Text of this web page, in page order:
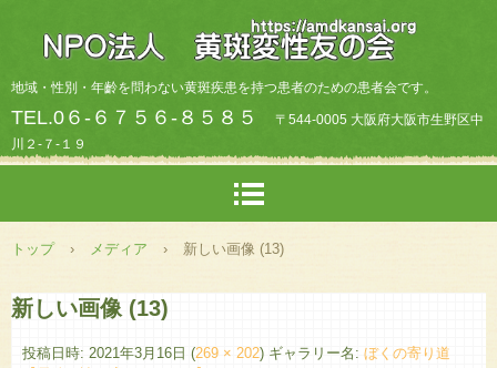
地域・性別・年齡を問わない黄斑疾患を持つ患者のための患者会です。
TEL.0６-６７５６-８５８５
〒544-0005 大阪府大阪市生野区中
川２-７-１９
トップ › メディア › 新しい画像 (13)
新しい画像 (13)
投稿日時: 2021年3月16日 (269 × 202) ギャラリー名: ぼくの寄り道